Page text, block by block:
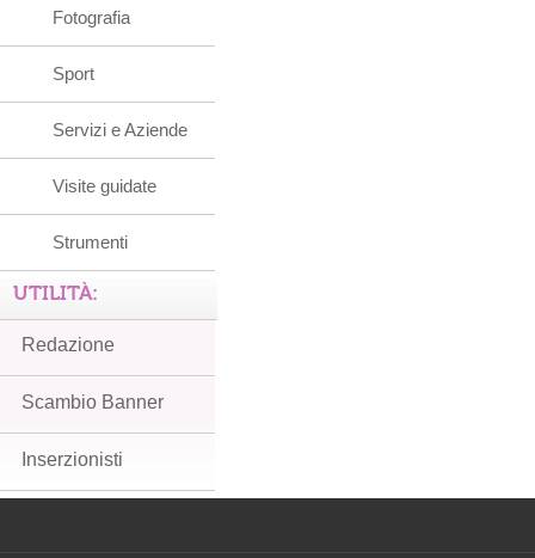
Fotografia
Sport
Servizi e Aziende
Visite guidate
Strumenti
UTILITÀ:
Redazione
Scambio Banner
Inserzionisti